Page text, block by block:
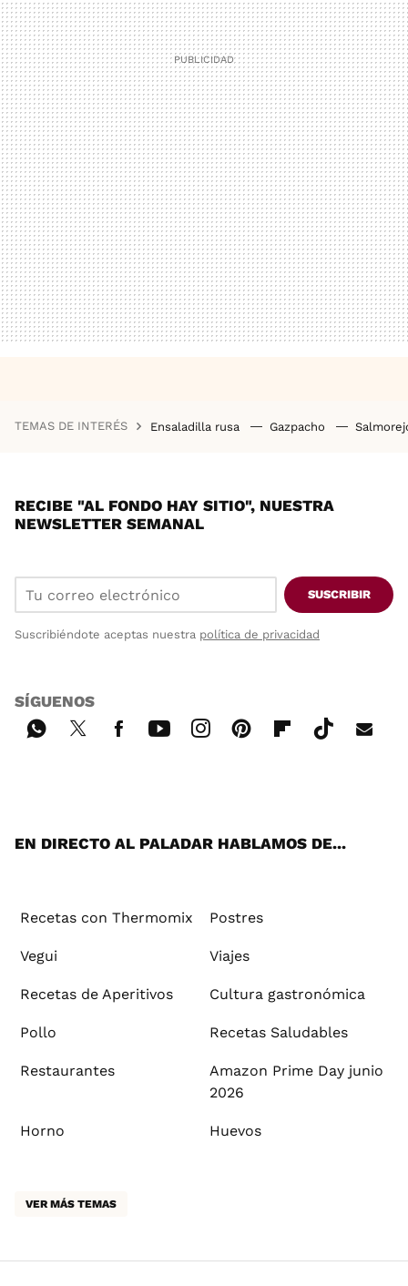
TEMAS DE INTERÉS Ensaladilla rusa Gazpacho
RECIBE "AL FONDO HAY SITIO", NUESTRA
NEWSLETTER SEMANAL
SUSCRIBIR
Suscribiéndote aceptas nuestra política de privacidad
SÍGUENOS
EN DIRECTO AL PALADAR HABLAMOS DE...
Recetas con Thermomix Postres
Vegui Viajes
Recetas de Aperitivos Cultura gastronómica
Pollo Recetas Saludables
Restaurantes
Amazon Prime Day junio
2026
Horno Huevos
VER MÁS TEMAS